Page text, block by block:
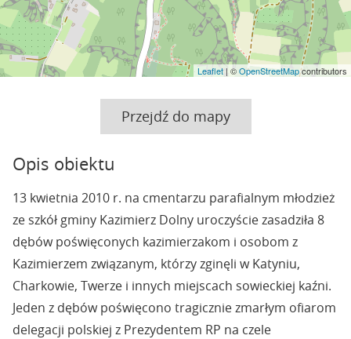
Leaflet | ©OpenStreetMapcontributors
Przejdź do mapy
Opis obiektu
13 kwietnia 2010 r. na cmentarzu parafialnym młodzież
ze szkół gminy Kazimierz Dolny uroczyście zasadziła 8
dębów poświęconych kazimierzakom i osobom z
Kazimierzem związanym, którzy zginęli w Katyniu,
Charkowie, Twerze i innych miejscach sowieckiej kaźni.
Jeden z dębów poświęcono tragicznie zmarłym ofiarom
delegacji polskiej z Prezydentem RP na czele